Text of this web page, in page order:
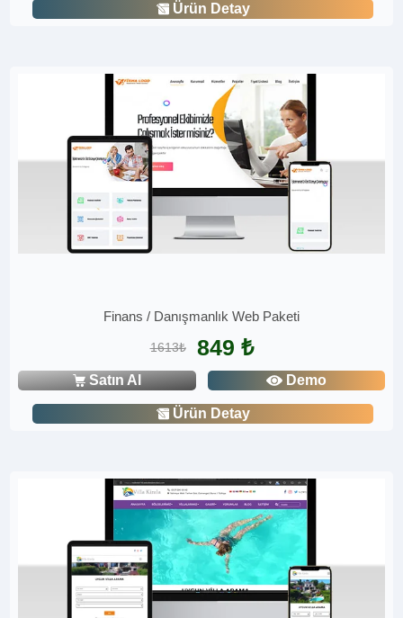
Ürün Detay
Finans / Danışmanlık Web Paketi
1613₺ 849 ₺
Satın Al Demo
Ürün Detay